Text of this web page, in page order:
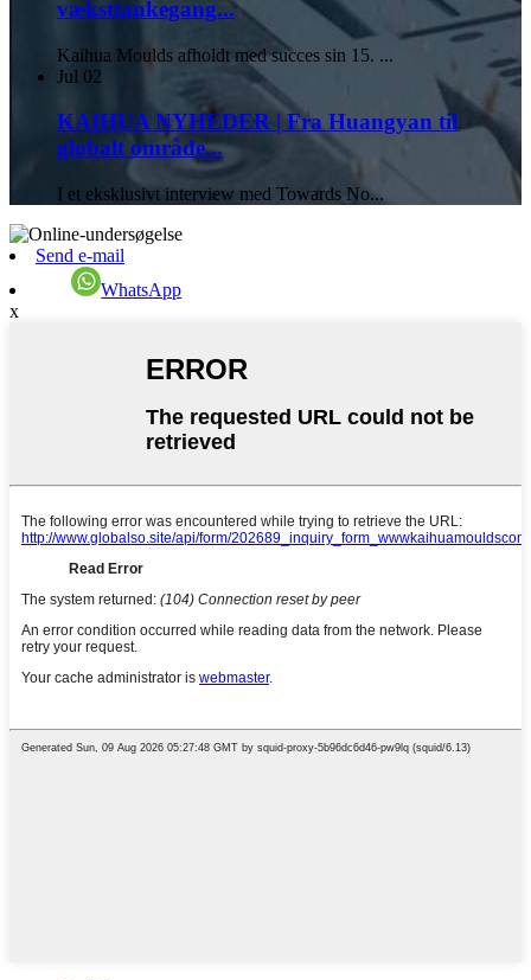
væksttankegang...
Kaihua Moulds afholdt med succes sin 15. ...
Jul 02
KAIHUA NYHEDER | Fra Huangyan til
globalt område...
I et eksklusivt interview med Towards No...
Send e-mail
WhatsApp
x